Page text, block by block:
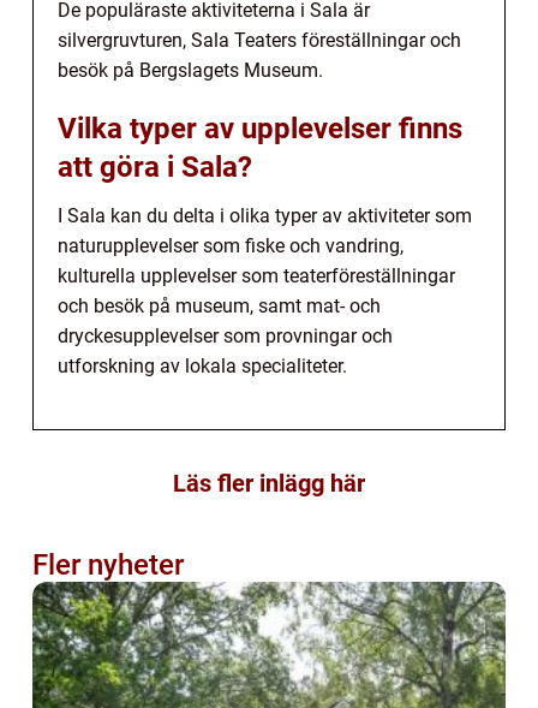
De populäraste aktiviteterna i Sala är
silvergruvturen, Sala Teaters föreställningar och
besök på Bergslagets Museum.
Vilka typer av upplevelser finns
att göra i Sala?
I Sala kan du delta i olika typer av aktiviteter som
naturupplevelser som fiske och vandring,
kulturella upplevelser som teaterföreställningar
och besök på museum, samt mat- och
dryckesupplevelser som provningar och
utforskning av lokala specialiteter.
Läs fler inlägg här
Fler nyheter